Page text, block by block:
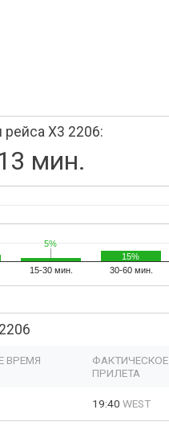
X3 2206:
мин.
15-30 мин. 30-60 мин.
5%
5%
15%
ВРЕМЯ
ПРИЛЕТА
19:40 WEST